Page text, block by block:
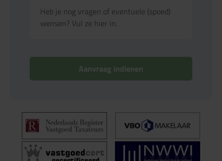
Aanvraag indienen